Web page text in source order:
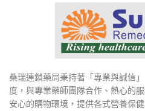
桑瑞連鎖藥局秉持著「專業與誠信
度，與專業藥師團隊合作、熱心的
安心的購物環境，提供各式營養保